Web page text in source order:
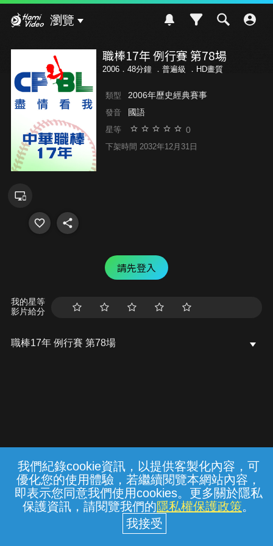
我們紀錄cookie資訊，以提供客製化內容，可
優化您的使用體驗，若繼續閱覽本網站內容，
即表示您同意我們使用cookies。更多關於隱私
保護資訊，請閱覽我們的隱私權保護政策。
瀏覽
職棒17年 例行賽 第78場
2006．48分鐘 ． 普遍級 ．HD畫質
類型 2006年歷史經典賽事
發音 國語
星等 0
下架時間 2032年12月31日
請先登入
我的星等
影片給分
職棒17年 例行賽 第78場
常見問題 線上客服 服務條款 隱私權保護
中華電信股份有限公司個人家庭分公司
(統一編號：96979949) © 2026
{{notifyMsg}}